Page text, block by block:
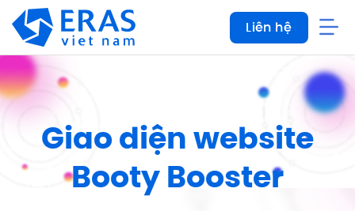
qua
dung
Liên hệ
Giao diện website
Booty Booster